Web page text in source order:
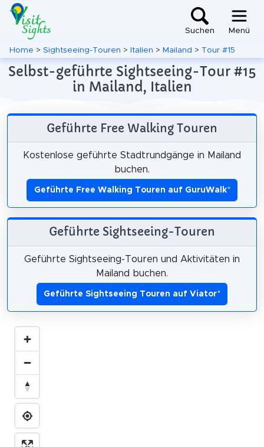
Suchen Menü
Home > Sightseeing-Touren > Italien > Mailand > Tour #15
Selbst-geführte Sightseeing-Tour #15
in Mailand, Italien
Geführte Free Walking Touren
Kostenlose geführte Stadtrundgänge in Mailand
buchen.
Geführte Free Walking Touren auf GuruWalk*
Geführte Sightseeing-Touren
Geführte Sightseeing-Touren und Aktivitäten in
Mailand buchen.
Geführte Sightseeing Touren auf Viator*